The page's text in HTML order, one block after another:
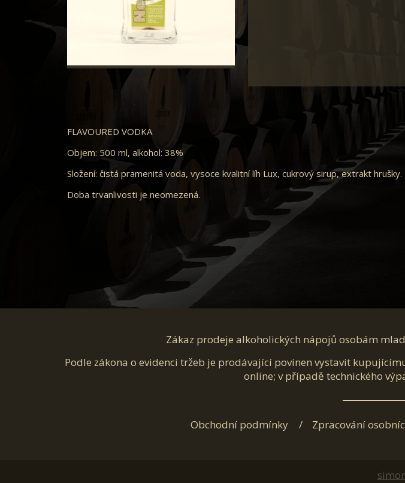
FLAVOURED VODKA
Objem: 500 ml, alkohol: 38%
Složení: čistá pramenitá voda, vysoce kvalitní líh Lux, cukrový sirup, extrakt hrušky.
Doba trvanlivosti je neomezená.
Zákaz prodeje alkoholických nápojů osobám
Podle zákona o evidenci tržeb je prodávající povinen vystavit
online; v případě technického
Obchodní podmínky Zpracování